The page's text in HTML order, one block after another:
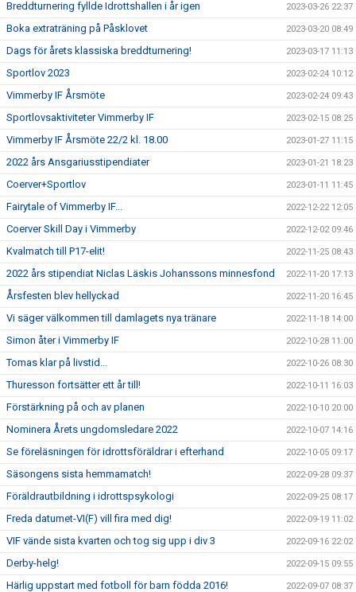
Breddturnering fyllde Idrottshallen i år igen 2023-03-26 22:37
Boka extraträning på Påsklovet 2023-03-20 08:49
Dags för årets klassiska breddturnering! 2023-03-17 11:13
Sportlov 2023 2023-02-24 10:12
Vimmerby IF Årsmöte 2023-02-24 09:43
Sportlovsaktiviteter Vimmerby IF 2023-02-15 08:25
Vimmerby IF Årsmöte 22/2 kl. 18.00 2023-01-27 11:15
2022 års Ansgariusstipendiater 2023-01-21 18:23
Coerver+Sportlov 2023-01-11 11:45
Fairytale of Vimmerby IF... 2022-12-22 12:05
Coerver Skill Day i Vimmerby 2022-12-02 09:46
Kvalmatch till P17-elit! 2022-11-25 08:43
2022 års stipendiat Niclas Läskis Johanssons minnesfond 2022-11-20 17:13
Årsfesten blev hellyckad 2022-11-20 16:45
Vi säger välkommen till damlagets nya tränare 2022-11-18 14:00
Simon åter i Vimmerby IF 2022-10-28 11:00
Tomas klar på livstid... 2022-10-26 08:30
Thuresson fortsätter ett år till! 2022-10-11 16:03
Förstärkning på och av planen 2022-10-10 20:00
Nominera Årets ungdomsledare 2022 2022-10-07 14:16
Se föreläsningen för idrottsföräldrar i efterhand 2022-10-05 09:17
Säsongens sista hemmamatch! 2022-09-28 09:37
Föräldrautbildning i idrottspsykologi 2022-09-25 08:17
Freda datumet-VI(F) vill fira med dig! 2022-09-19 11:02
VIF vände sista kvarten och tog sig upp i div 3 2022-09-16 22:02
Derby-helg! 2022-09-15 09:55
Härlig uppstart med fotboll för barn födda 2016! 2022-09-07 08:37